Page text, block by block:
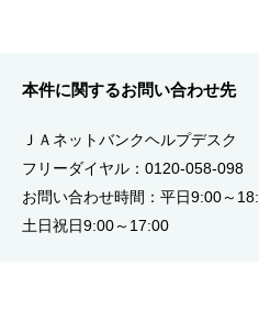
本件に関するお問い合わせ先
ＪＡネットバンクヘルプデスク
フリーダイヤル：0120-058-098
お問い合わせ時間：平日9:00～
土日祝日9:00～17:00